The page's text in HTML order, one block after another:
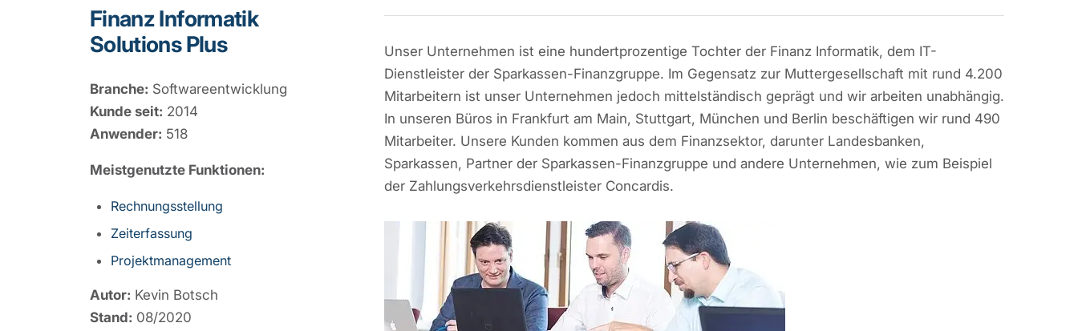
Unser Unternehmen ist eine hundertprozentige Tochter der Finanz Informatik, dem IT-
Dienstleister der Sparkassen-Finanzgruppe. Im Gegensatz zur Muttergesellschaft mit rund 4.200
Mitarbeitern ist unser Unternehmen jedoch mittelständisch geprägt und wir arbeiten unabhängig.
In unseren Büros in Frankfurt am Main, Stuttgart, München und Berlin beschäftigen wir rund 490
Mitarbeiter. Unsere Kunden kommen aus dem Finanzsektor, darunter Landesbanken,
Sparkassen, Partner der Sparkassen-Finanzgruppe und andere Unternehmen, wie zum Beispiel
der Zahlungsverkehrsdienstleister Concardis.
Finanz Informatik
Solutions Plus
Branche: Softwareentwicklung
Kunde seit: 2014
Anwender: 518
Meistgenutzte Funktionen:
Rechnungsstellung
Zeiterfassung
Projektmanagement
Autor: Kevin Botsch
Stand: 08/2020